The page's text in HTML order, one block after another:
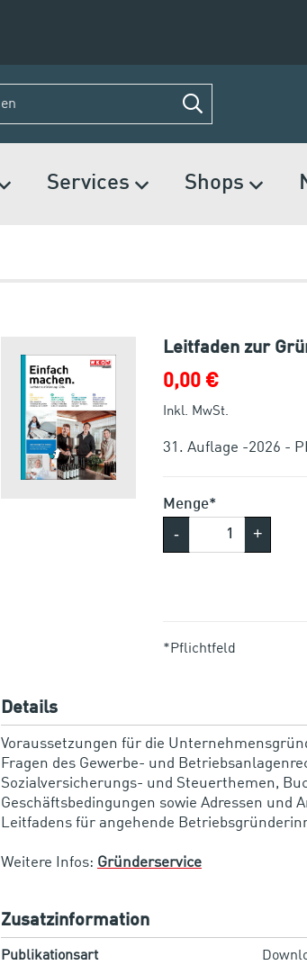
Services Shops
Leitfaden zur
0,00 €
Inkl. MwSt.
31. Auflage -2026 -
Menge*
- +
*Pflichtfeld
Details
Voraussetzungen für die
Fragen des Gewerbe- und
Sozialversicherungs- und Steuerthemen,
Geschäftsbedingungen sowie Adressen und
Leitfadens für angehende
Weitere Infos: Gründerservice
Zusatzinformation
Publikationsart